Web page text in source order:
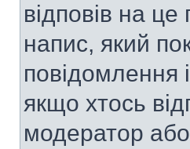
відповів на
напис, який
повідомлення
якщо хтось
модератор